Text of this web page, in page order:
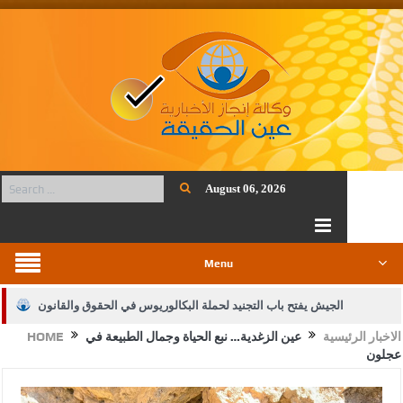
August 06, 2026
Menu
الجيش يفتح باب التجنيد لحملة البكالوريوس في الحقوق والقانون
بيان اجتماع عمّان:دعم الوصاية الهاشمية التاريخية على المقدساتHOME الاخبار الرئيسية
عين الزغدية… نبع الحياة وجمال الطبيعة في
عجلون